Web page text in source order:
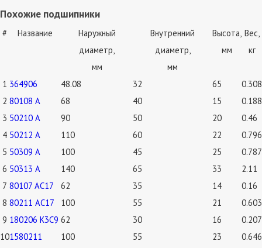
Похожие подшипники
# Название
Наружный
диаметр,
мм
Внутренний
диаметр,
мм
Высота,
мм
Вес,
кг
1 364906 48.08 32 65
0.308
2 80108 А 68 40 15
0.188
3 50210 А 90 50 20
0.46
4 50212 А 110 60 22
0.796
5 50309 А 100 45 25
0.787
6 50313 А 140 65 33
2.11
7 80107 АС17 62 35 14
0.16
8 80211 АС17 100 55 21
0.603
9 180206 К3С9 62 30 16
0.207
101580211
100 55 23 0.646